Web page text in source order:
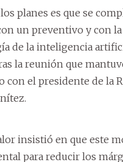
planes es que se
un preventivo y con la
de la inteligencia
la reunión que
con el presidente de la
insistió en que este
para reducir los